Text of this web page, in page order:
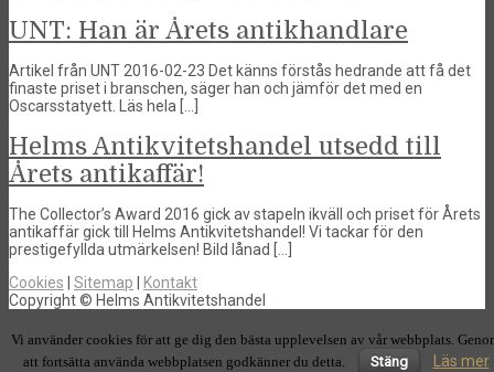
UNT: Han är Årets antikhandlare
Artikel från UNT 2016-02-23 Det känns förstås hedrande att få det
finaste priset i branschen, säger han och jämför det med en
Oscarsstatyett. Läs hela […]
Helms Antikvitetshandel utsedd till
Årets antikaffär!
The Collector’s Award 2016 gick av stapeln ikväll och priset för Årets
antikaffär gick till Helms Antikvitetshandel! Vi tackar för den
prestigefyllda utmärkelsen! Bild lånad […]
Cookies
Sitemap
Kontakt
Copyright © Helms Antikvitetshandel
Vi använder cookies för att ge dig den bästa upplevelsen av vår webbplats.
att fortsätta använda webbplatsen godkänner du detta.
Stäng Läs mer